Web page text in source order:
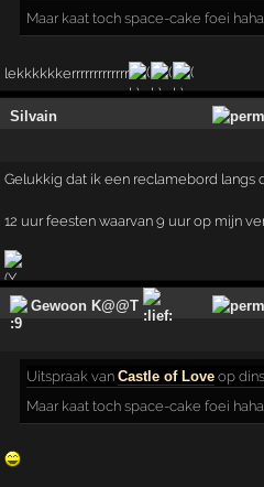
Maar kaat toch space-cake foei haha
lekkkkkkerrrrrrrrrrrrr
Silvain
Gelukkig dat ik een reclamebord langs
12 uur feesten waarvan 9 uur op mijn
Gewoon K@@T
Uitspraak vanCastle of Love op
Maar kaat toch space-cake foei haha